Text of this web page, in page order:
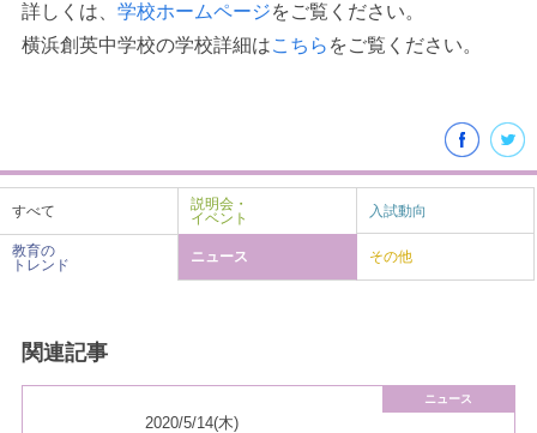
詳しくは、 学校ホームページをご覧ください。
横浜創英中学校の学校詳細はこちら をご覧ください。
すべて
説明会・
イベント
入試動向
教育の
トレンド
ニュース その他
関連記事
ニュース
2020/5/14(木)